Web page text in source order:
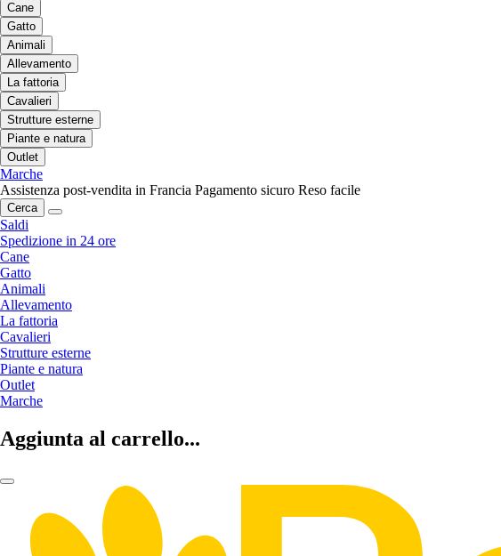
Cane
Gatto
Animali
Allevamento
La fattoria
Cavalieri
Strutture esterne
Piante e natura
Outlet
Marche
Assistenza post-vendita in Francia Pagamento sicuro Reso facile
Cerca
Saldi
Spedizione in 24 ore
Cane
Gatto
Animali
Allevamento
La fattoria
Cavalieri
Strutture esterne
Piante e natura
Outlet
Marche
Aggiunta al carrello...